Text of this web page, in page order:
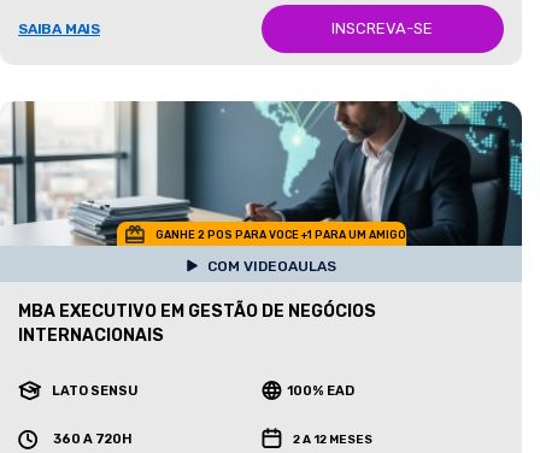
SAIBA MAIS INSCREVA-SE
GANHE 2 POS PARA VOCE +1 PARA UM AMIGO
COM VIDEOAULAS
MBA EXECUTIVO EM GESTÃO DE NEGÓCIOS
INTERNACIONAIS
LATO SENSU 100% EAD
360 A 720H 2 A 12 MESES